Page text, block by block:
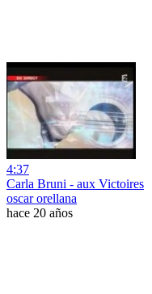
4:37
Carla Bruni - aux Victoires
oscar orellana
hace 20 años